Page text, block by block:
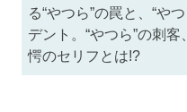
る“やつら”の罠と、“や
デント。“やつら”の刺
愕のセリフとは!?